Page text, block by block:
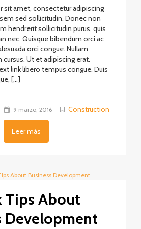
sit amet, consectetur adipiscing
sed sollicitudin. Donec non
hendrerit sollicitudin purus, quis
nec. Quisque bibendum orci ac
orci congue. Nullam
Ut et adipiscing erat.
link libero tempus congue. Duis
[…]
9 marzo, 2016 Construction
Leer más
Tips About
Development